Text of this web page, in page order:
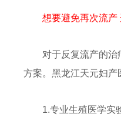
想要避免再次流产
对于反复流产的
方案。黑龙江天元妇
1.专业生殖医学实